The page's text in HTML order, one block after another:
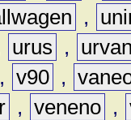
,
urus ,
, v90 ,
, veneno ,